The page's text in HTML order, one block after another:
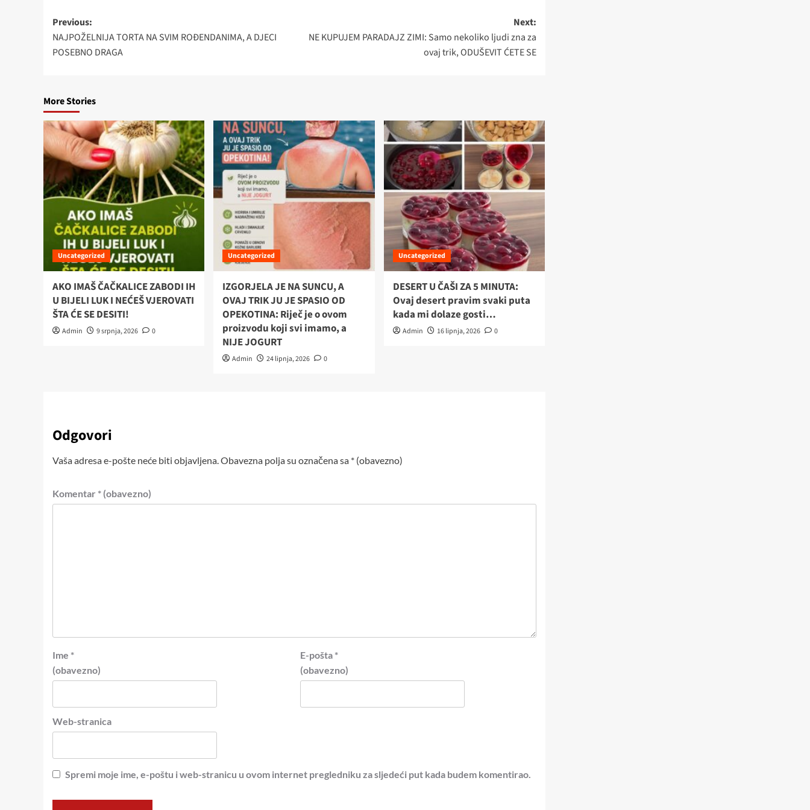
Post
navigation
Previous:
NAJPOŽELNIJA TORTA NA SVIM ROĐENDANIMA, A DJECI
POSEBNO DRAGA
Next:
NE KUPUJEM PARADAJZ ZIMI: Samo nekoliko ljudi zna za
ovaj trik, ODUŠEVIT ĆETE SE
More Stories
Uncategorized
AKO IMAŠ ČAČKALICE ZABODI IH
U BIJELI LUK I NEĆEŠ VJEROVATI
ŠTA ĆE SE DESITI!
Admin 9 srpnja, 2026 0
Uncategorized
IZGORJELA JE NA SUNCU, A
OVAJ TRIK JU JE SPASIO OD
OPEKOTINA: Riječ je o ovom
proizvodu koji svi imamo, a
NIJE JOGURT
Admin 24 lipnja, 2026 0
Uncategorized
DESERT U ČAŠI ZA 5 MINUTA:
Ovaj desert pravim svaki puta
kada mi dolaze gosti…
Admin 16 lipnja, 2026 0
Odgovori
Vaša adresa e-pošte neće biti objavljena.Obavezna polja su označena sa * (obavezno)
Komentar * (obavezno)
Ime *
(obavezno)
E-pošta *
(obavezno)
Web-stranica
Spremi moje ime, e-poštu i web-stranicu u ovom internet pregledniku za sljedeći put kada budem komentirao.